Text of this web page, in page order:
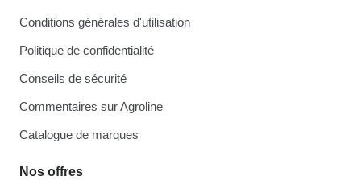
Conditions générales d'utilisation
Politique de confidentialité
Conseils de sécurité
Commentaires sur Agroline
Catalogue de marques
Nos offres